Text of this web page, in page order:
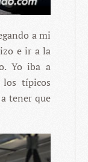
a mi
e ir a la
Yo iba a
típicos
tener que